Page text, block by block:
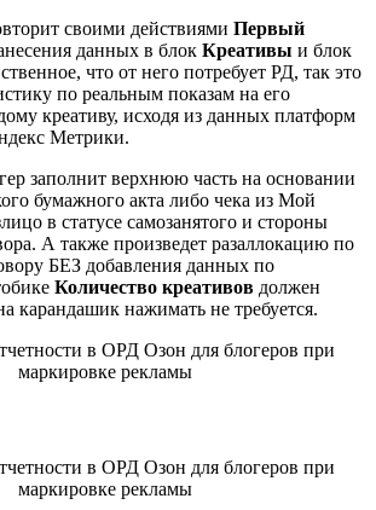
своими действиями Первый
данных в блок Креативы и блок
что от него потребует РД, так это
по реальным показам на его
креативу, исходя из данных платформ
Метрики.
заполнит верхнюю часть на основании
бумажного акта либо чека из Мой
в статусе самозанятого и стороны
А также произведет разаллокацию по
БЕЗ добавления данных по
Количество креативов должен
карандашик нажимать не требуется.